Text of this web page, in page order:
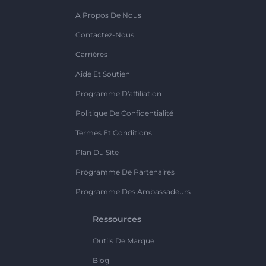
A Propos De Nous
Contactez-Nous
Carrières
Aide Et Soutien
Programme D'affiliation
Politique De Confidentialité
Termes Et Conditions
Plan Du Site
Programme De Partenaires
Programme Des Ambassadeurs
Ressources
Outils De Marque
Blog